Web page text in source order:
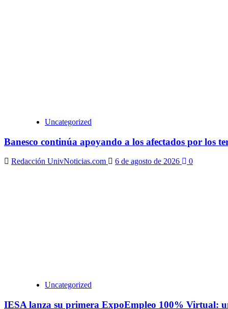
Uncategorized
Banesco continúa apoyando a los afectados por los
Redacción UnivNoticias.com 6 de agosto de 2026 0
Uncategorized
IESA lanza su primera ExpoEmpleo 100% Virtual: